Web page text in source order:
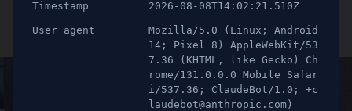
Publicerad 29 november 2022 05:00
Timestamp 2026-08-08T14:02:21.510Z
User agent
Mozilla/5.0 (Linux; Android
14; Pixel 8) AppleWebKit/53
7.36 (KHTML, like Gecko) Ch
rome/131.0.0.0 Mobile Safar
i/537.36; ClaudeBot/1.0; +c
laudebot@anthropic.com)